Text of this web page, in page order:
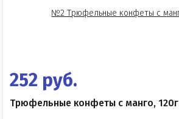
252 руб.
Трюфельные конфеты с манго, 120г